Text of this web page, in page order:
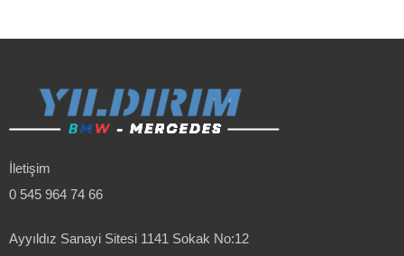
İletişim
0 545 964 74 66
Ayyıldız Sanayi Sitesi 1141 Sokak No:12